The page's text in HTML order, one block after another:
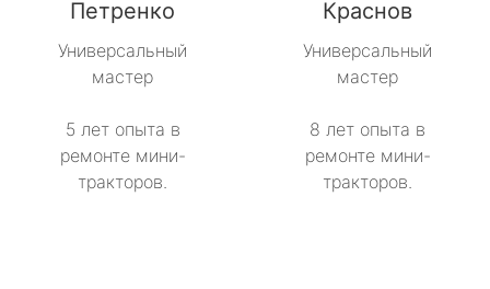
Петренко
Универсальный
мастер
5 лет опыта в
ремонте мини-
тракторов.
Краснов
Универсальный
мастер
8 лет опыта в
ремонте мини-
тракторов.